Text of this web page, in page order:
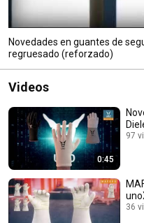
Novedades en guantes de
regruesado (reforzado)
Videos
0:45
97
36